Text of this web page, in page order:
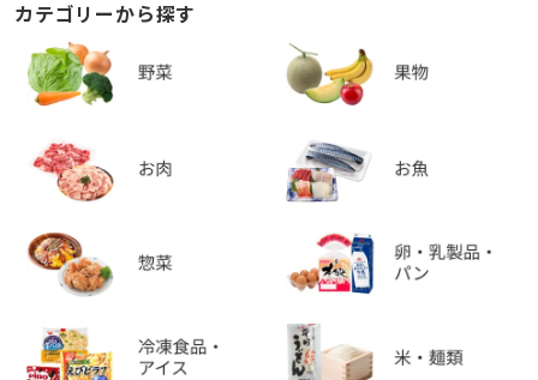
カテゴリーから探す